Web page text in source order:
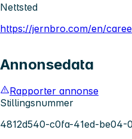
Nettsted
https://jernbro.com/en/
Annonsedata
Rapporter annonse
Stillingsnummer
4812d540-c0fa-41ed-be04-